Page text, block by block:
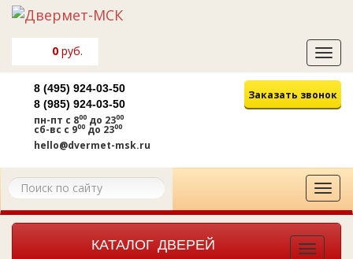
0 руб.
8 (495) 924-03-50
8 (985) 924-03-50
Заказать звонок
пн-пт с 800 до 2300
сб-вс с 900 до 2300
hello@dvermet-msk.ru
КАТАЛОГ ДВЕРЕЙ
Toggle